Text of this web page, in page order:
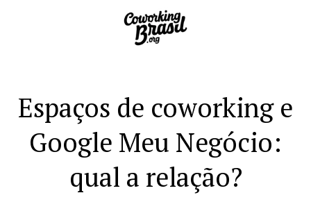
Espaços de coworking e
Google Meu Negócio:
qual a relação?